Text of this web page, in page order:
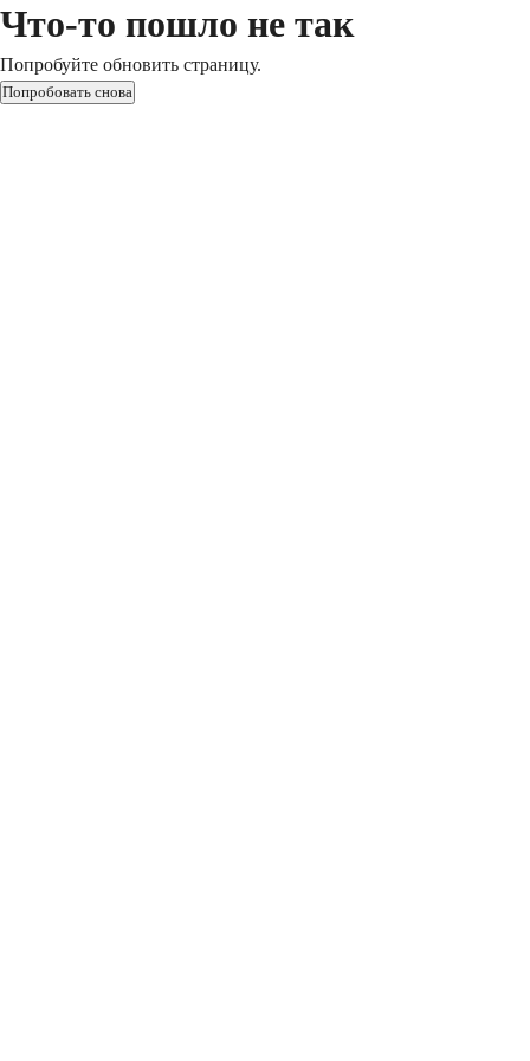
Что-то пошло не так
Попробуйте обновить страницу.
Попробовать снова